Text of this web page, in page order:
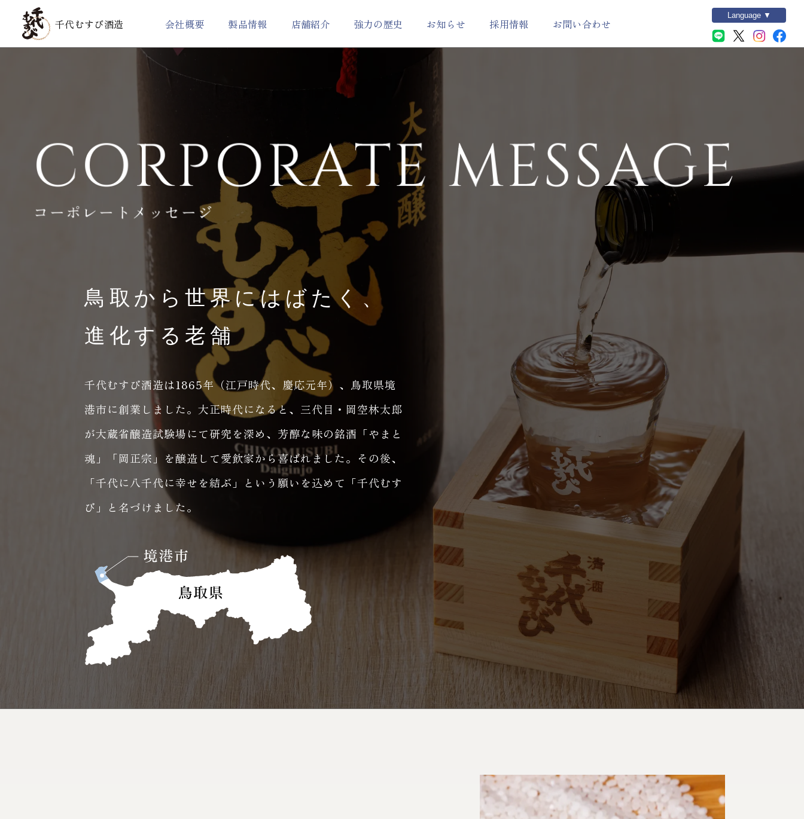
千代むすび酒造 会社概要 製品情報
SORAH（ソラ）
有機純米酒シリーズ ORGANIC SAKE ウイスキー
店舗紹介 強力の歴史 お知らせ 採用情報 お問い合わせ
Language ▼
CORPORATE MESSAGE
コーポレートメッセージ
鳥取から世界にはばたく、
進化する老舗
千代むすび酒造は1865年（江戸時代、慶応元年）、鳥取県境
港市に創業しました。大正時代になると、三代目・岡空林太郎
が大蔵省醸造試験場にて研究を深め、芳醇な味の銘酒「やまと
魂」「岡正宗」を醸造して愛飲家から喜ばれました。その後、
「千代に八千代に幸せを結ぶ」という願いを込めて「千代むす
び」と名づけました。